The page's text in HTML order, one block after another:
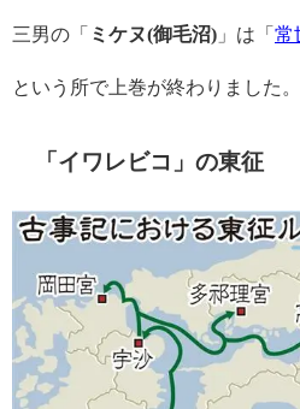
三男の「 ミケヌ(御毛沼) 」は「 常
という所で上巻が終わりました。
「イワレビコ」の東征